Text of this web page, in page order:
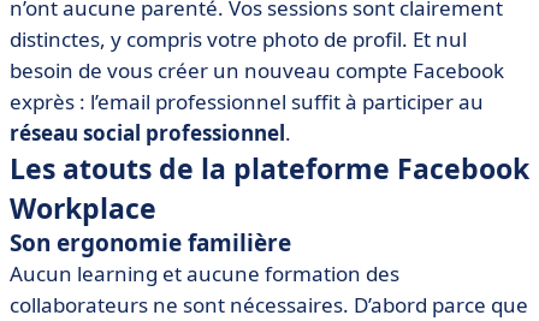
n’ont aucune parenté. Vos sessions sont clairement
distinctes, y compris votre photo de profil. Et nul
besoin de vous créer un nouveau compte Facebook
exprès : l’email professionnel suffit à participer au
réseau social professionnel.
Les atouts de la plateforme Facebook
Workplace
Son ergonomie familière
Aucun learning et aucune formation des
collaborateurs ne sont nécessaires. D’abord parce que